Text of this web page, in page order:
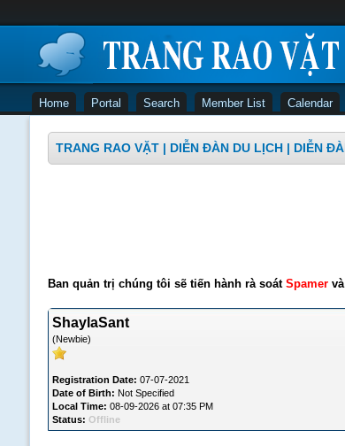
Home Portal Search Member List Calendar
TRANG RAO VẶT | DIỄN ĐÀN DU LỊCH | DIỄN
Ban quản trị chúng tôi sẽ tiến hành rà soát Spamervà
ShaylaSant
(Newbie)
Registration Date: 07-07-2021
Date of Birth: Not Specified
Local Time: 08-09-2026 at 07:35 PM
Status: Offline